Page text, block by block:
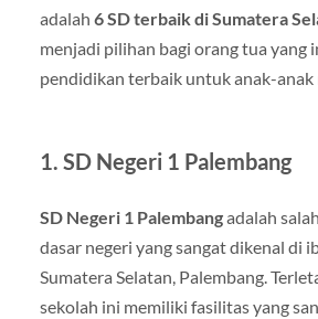
adalah 6 SD terbaik di Sumatera
menjadi pilihan bagi orang tua yang
pendidikan terbaik untuk anak-anak
1. SD Negeri 1 Palembang
SD Negeri 1 Palembangadalah
dasar negeri yang sangat dikenal di
Sumatera Selatan, Palembang.
sekolah ini memiliki fasilitas yang